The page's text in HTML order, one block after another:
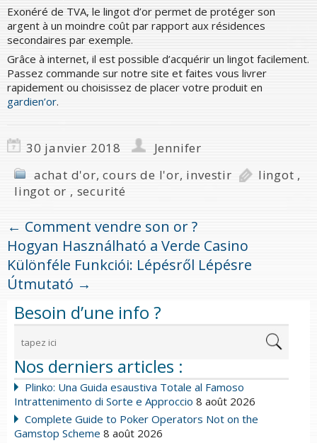
Exonéré de TVA, le lingot d’or permet de protéger son
argent à un moindre coût par rapport aux résidences
secondaires par exemple.
Grâce à internet, il est possible d’acquérir un lingot facilement.
Passez commande sur notre site et faites vous livrer
rapidement ou choisissez de placer votre produit en
gardien’or.
30 janvier 2018
Jennifer
achat d'or,cours de l'or, investir lingot ,
lingot or , securité
← Comment vendre son or ?
Hogyan Használható a Verde Casino
Különféle Funkciói: Lépésről Lépésre
Útmutató →
Besoin d’une info ?
Nos derniers articles :
Plinko: Una Guida esaustiva Totale al Famoso
Intrattenimento di Sorte e Approccio 8 août 2026
Complete Guide to Poker Operators Not on the
Gamstop Scheme 8 août 2026